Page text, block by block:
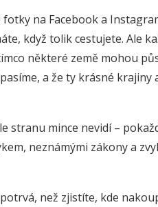
na Facebook a
když tolik cestujete. Ale
některé země mohou
a že ty krásné
stranu mince nevidí –
neznámými zákony a
než zjistíte, kde